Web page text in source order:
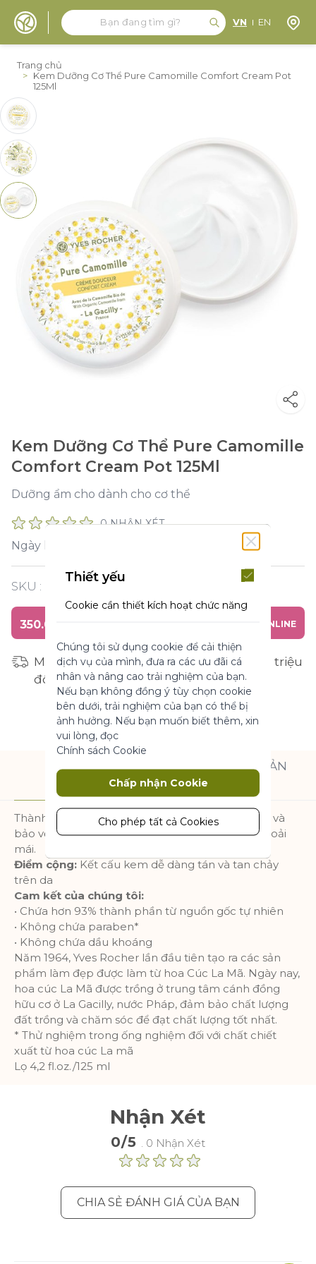
Tìm kiếm
Tìm kiếm
VN EN Định
Trang chủ
> Kem Dưỡng Cơ Thể Pure Camomille Comfort Cream Pot
125Ml
Kem Dưỡng Cơ Thể Pure Camomille
Comfort Cream Pot 125Ml
Dưỡng ẩm cho dành cho cơ thể
0 NHẬN XÉT
Ngày hết hạn :
SKU :
350.000 ₫ MUA HÀNG ONLINE
Miễn phí vận chuyển cho đơn hàng từ 1 triệu
đồng
THÀNH PHẦN SẢN
Thành phần giàu hoa cúc La Mã giúp dưỡng ẩm và
bảo về làn da, mang lại cảm giác mềm mại và thoải
mái.
Điểm cộng: Kết cấu kem dễ dàng tán và tan chảy
trên da
Cam kết của chúng tôi:
• Chứa hơn 93% thành phần từ nguồn gốc tự nhiên
• Không chứa paraben*
• Không chứa dầu khoáng
Năm 1964, Yves Rocher lần đầu tiên tạo ra các sản
phẩm làm đẹp được làm từ hoa Cúc La Mã. Ngày nay,
hoa cúc La Mã được trồng ở trung tâm cánh đồng
hữu cơ ở La Gacilly, nước Pháp, đảm bảo chất lượng
đất trồng và chăm sóc để đạt chất lượng tốt nhất.
* Thử nghiệm trong ống nghiệm đối với chất chiết
xuất từ hoa cúc La mã
Lọ 4,2 fl.oz./125 ml
Nhận Xét
0/5 . 0 Nhận Xét
CHIA SẺ ĐÁNH GIÁ CỦA BẠN
Thiết yếu
Cookie cần thiết kích hoạt chức năng
thể hoạt động bình thường. Chúng
giúp làm cho một trang web có thể sử
dụng được bằng cách kích hoạt chức
năng cơ bản.
Thông số sản phẩm
Cookie tiếp thị được sử dụng để theo
dõi và thu thập các hành động của
khách truy cập trên trang web. Cookie
lưu trữ dữ liệu người dùng và thông tin
cáo nhắm mục tiêu đến nhiều nhóm
người dùng tùy chỉnh hơn có thể
được cung cấp theo thông tin thu
thập được.
Thông số sản phẩm
Phân tích
Một bộ cookie để thu thập thông tin
và báo cáo về số liệu thống kê sử
dụng trang web mà không nhận dạng
cá nhân từng khách truy cập vào
Thông số sản phẩm
Chúng tôi sử dụng cookie để cải thiện
dịch vụ của mình, đưa ra các ưu đãi cá
nhân và nâng cao trải nghiệm của bạn.
Nếu bạn không đồng ý tùy chọn cookie
bên dưới, trải nghiệm của bạn có thể bị
ảnh hưởng. Nếu bạn muốn biết thêm, xin
vui lòng, đọc
Chính sách Cookie
Chấp nhận Cookie
Cho phép tất cả Cookies